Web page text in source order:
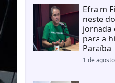
Efraim
neste
jornada
para a
Paraíba
1 de